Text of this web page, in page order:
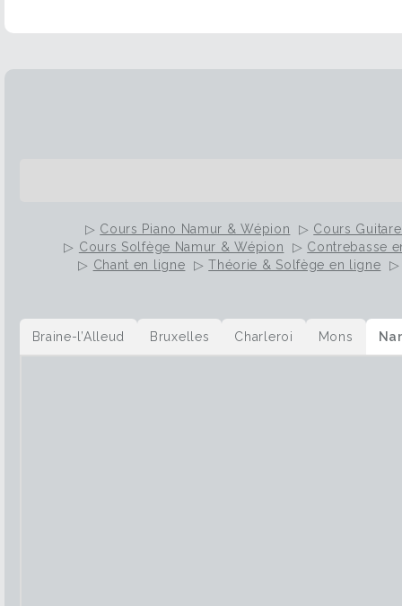
▷ Cours Piano Namur & Wépion ▷ Cours
▷ Cours Solfège Namur & Wépion ▷ Contrebasse
▷ Chant en ligne ▷Théorie & Solfège en ligne
Braine-l’Alleud Bruxelles Charleroi Mons